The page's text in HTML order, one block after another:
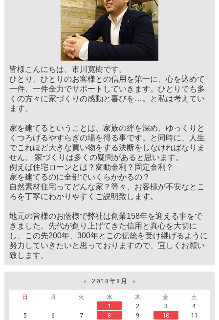
皆様こんにちは、市川寛樹です。
ひとり、ひとりのお客様との信用を第一に、心を込めて
一件、一件全力でサポートしていきます。ひとりでも多
くの方々に家づくりの感動と喜びを…。と私は考えてい
ます。
家を建てるということは、家族の絆を深め、ゆっくりと
くつろげるやすらぎの場を得る事です。と同時に、人生
でこれほど大きな買い物をする決断をしなければなりま
せん。 家づくりは多くの疑問があると思います。
例えば住宅ローンとは？変動金利？固定金利？
家を建てるのに全部でいくらかかるの？
自然素材住宅ってどんな家？等々、お客様が不安なとこ
ろを丁寧にわかりやすくご説明致します。
地元の皆様のお蔭様で弊社は創業158年を迎える事をで
きました。先代が創り上げてきた信用と真心を大切に
し、この先200年、300年とこの伝統を受け継げるように
努力していきたいと思っておりますので、宜しくお願い
致します。
« 2018年8月
»
日
月 火 水 木 金
土
1
2 3
4
5
6 7 8 9 10
11